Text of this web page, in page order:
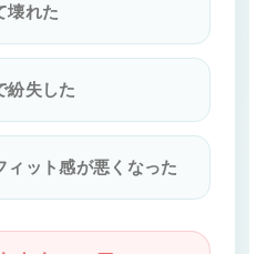
壊れた
紛失した
ィット感が悪くなった